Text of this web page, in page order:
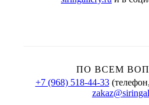
ПО ВСЕМ
+7 (968) 518-44-33